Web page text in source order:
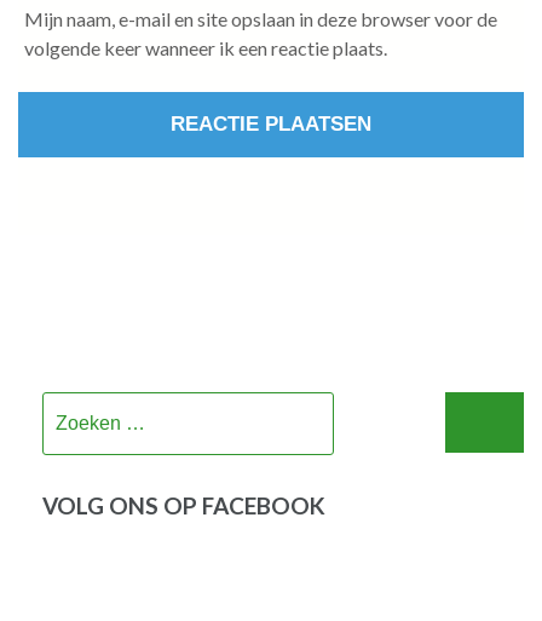
Mijn naam, e-mail en site opslaan in deze browser voor de
volgende keer wanneer ik een reactie plaats.
VOLG ONS OP FACEBOOK